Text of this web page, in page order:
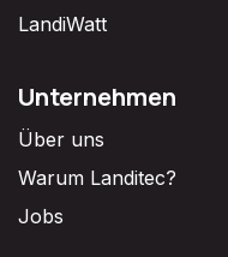
LandiWatt
Unternehmen
Über uns
Warum Landitec?
Jobs